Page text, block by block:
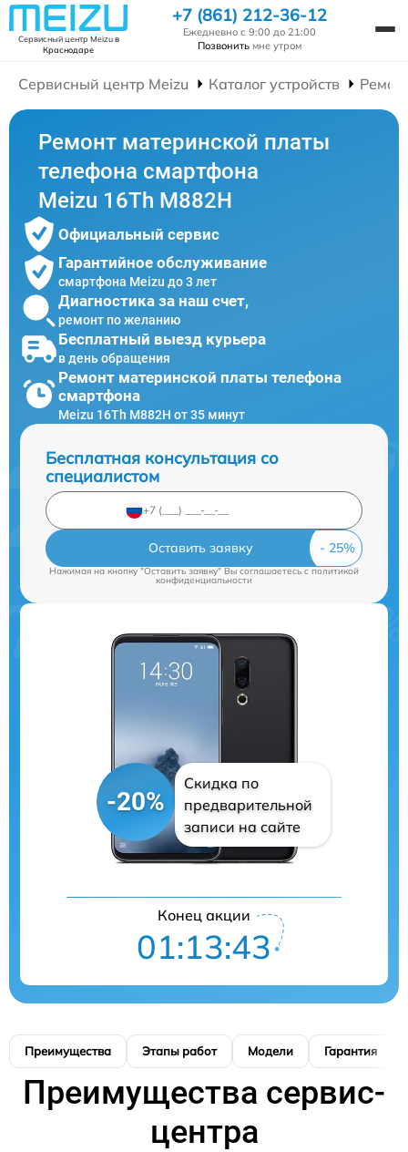
Сервисный центр Meizuв
Краснодаре
+7 (861) 212-36-12
Ежедневно с 9:00 до 21:00
Позвонить мне утром
Сервисный центр Meizu Каталог устройств
Ремонт материнской платы
телефона смартфона
Meizu 16Th M882H
Официальный сервис
Гарантийное обслуживание
смартфона Meizu до 3 лет
Диагностика за наш счет,
ремонт по желанию
Бесплатный выезд курьера
в день обращения
Ремонт материнской платы телефона
смартфона
Meizu 16Th M882H от 35 минут
Бесплатная консультация со
специалистом
Оставить заявку
Нажимая на кнопку "Оставить заявку" Вы соглашаетесь cполитикой
конфиденциальности
-20%
Скидка по
предварительной
записи на сайте
Конец акции
01:13:42
Преимущества Этапы работ Модели Гарантия
Преимущества сервис-
центра